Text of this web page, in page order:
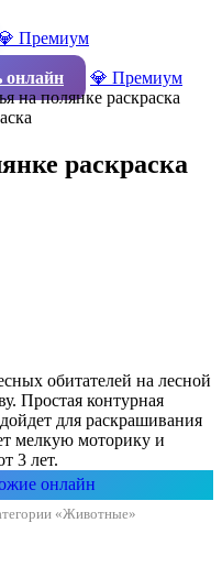
Премиум
онлайн
💎 Премиум
на полянке раскраска
раскраска
обитателей на лесной
Простая контурная
для раскрашивания
мелкую моторику и
3 лет.
онлайн
«Животные»